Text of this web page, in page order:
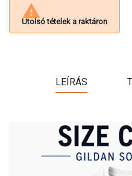

Utolsó tételek a raktáron
LEÍRÁS